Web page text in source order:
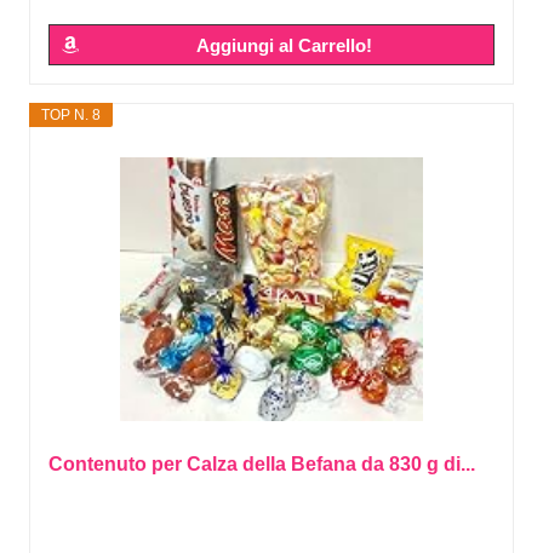
Aggiungi al Carrello!
TOP N. 8
Contenuto per Calza della Befana da 830 g di...